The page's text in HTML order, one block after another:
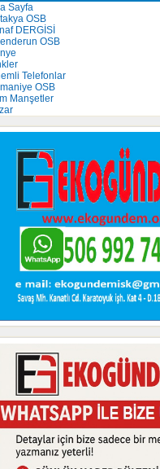
Sayfa
OSB
DERGİSİ
OSB
Telefonlar
OSB
Manşetler